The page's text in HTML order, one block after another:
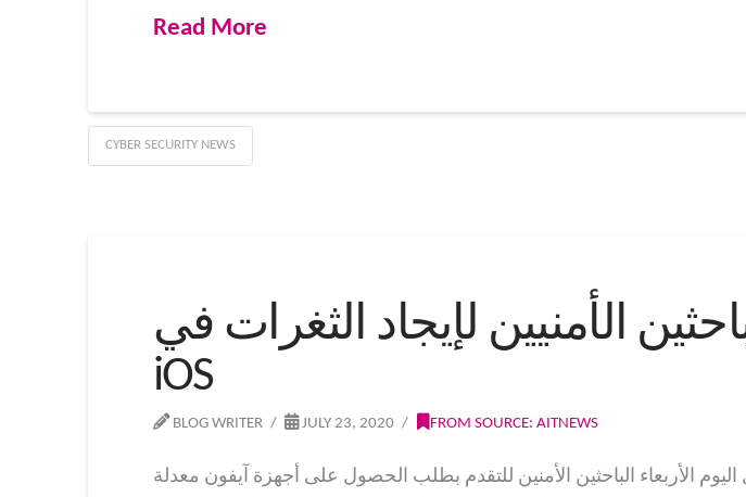
Read More
CYBER SECURITY NEWS
الأمنيين لإيجاد الثغرات في
iOS
BLOG WRITER JULY 23, 2020 FROM SOURCE: AITNEWS
اليوم الأربعاء الباحثين الأمنين للتقدم بطلب الحصول على أجهزة آيفون معدلة